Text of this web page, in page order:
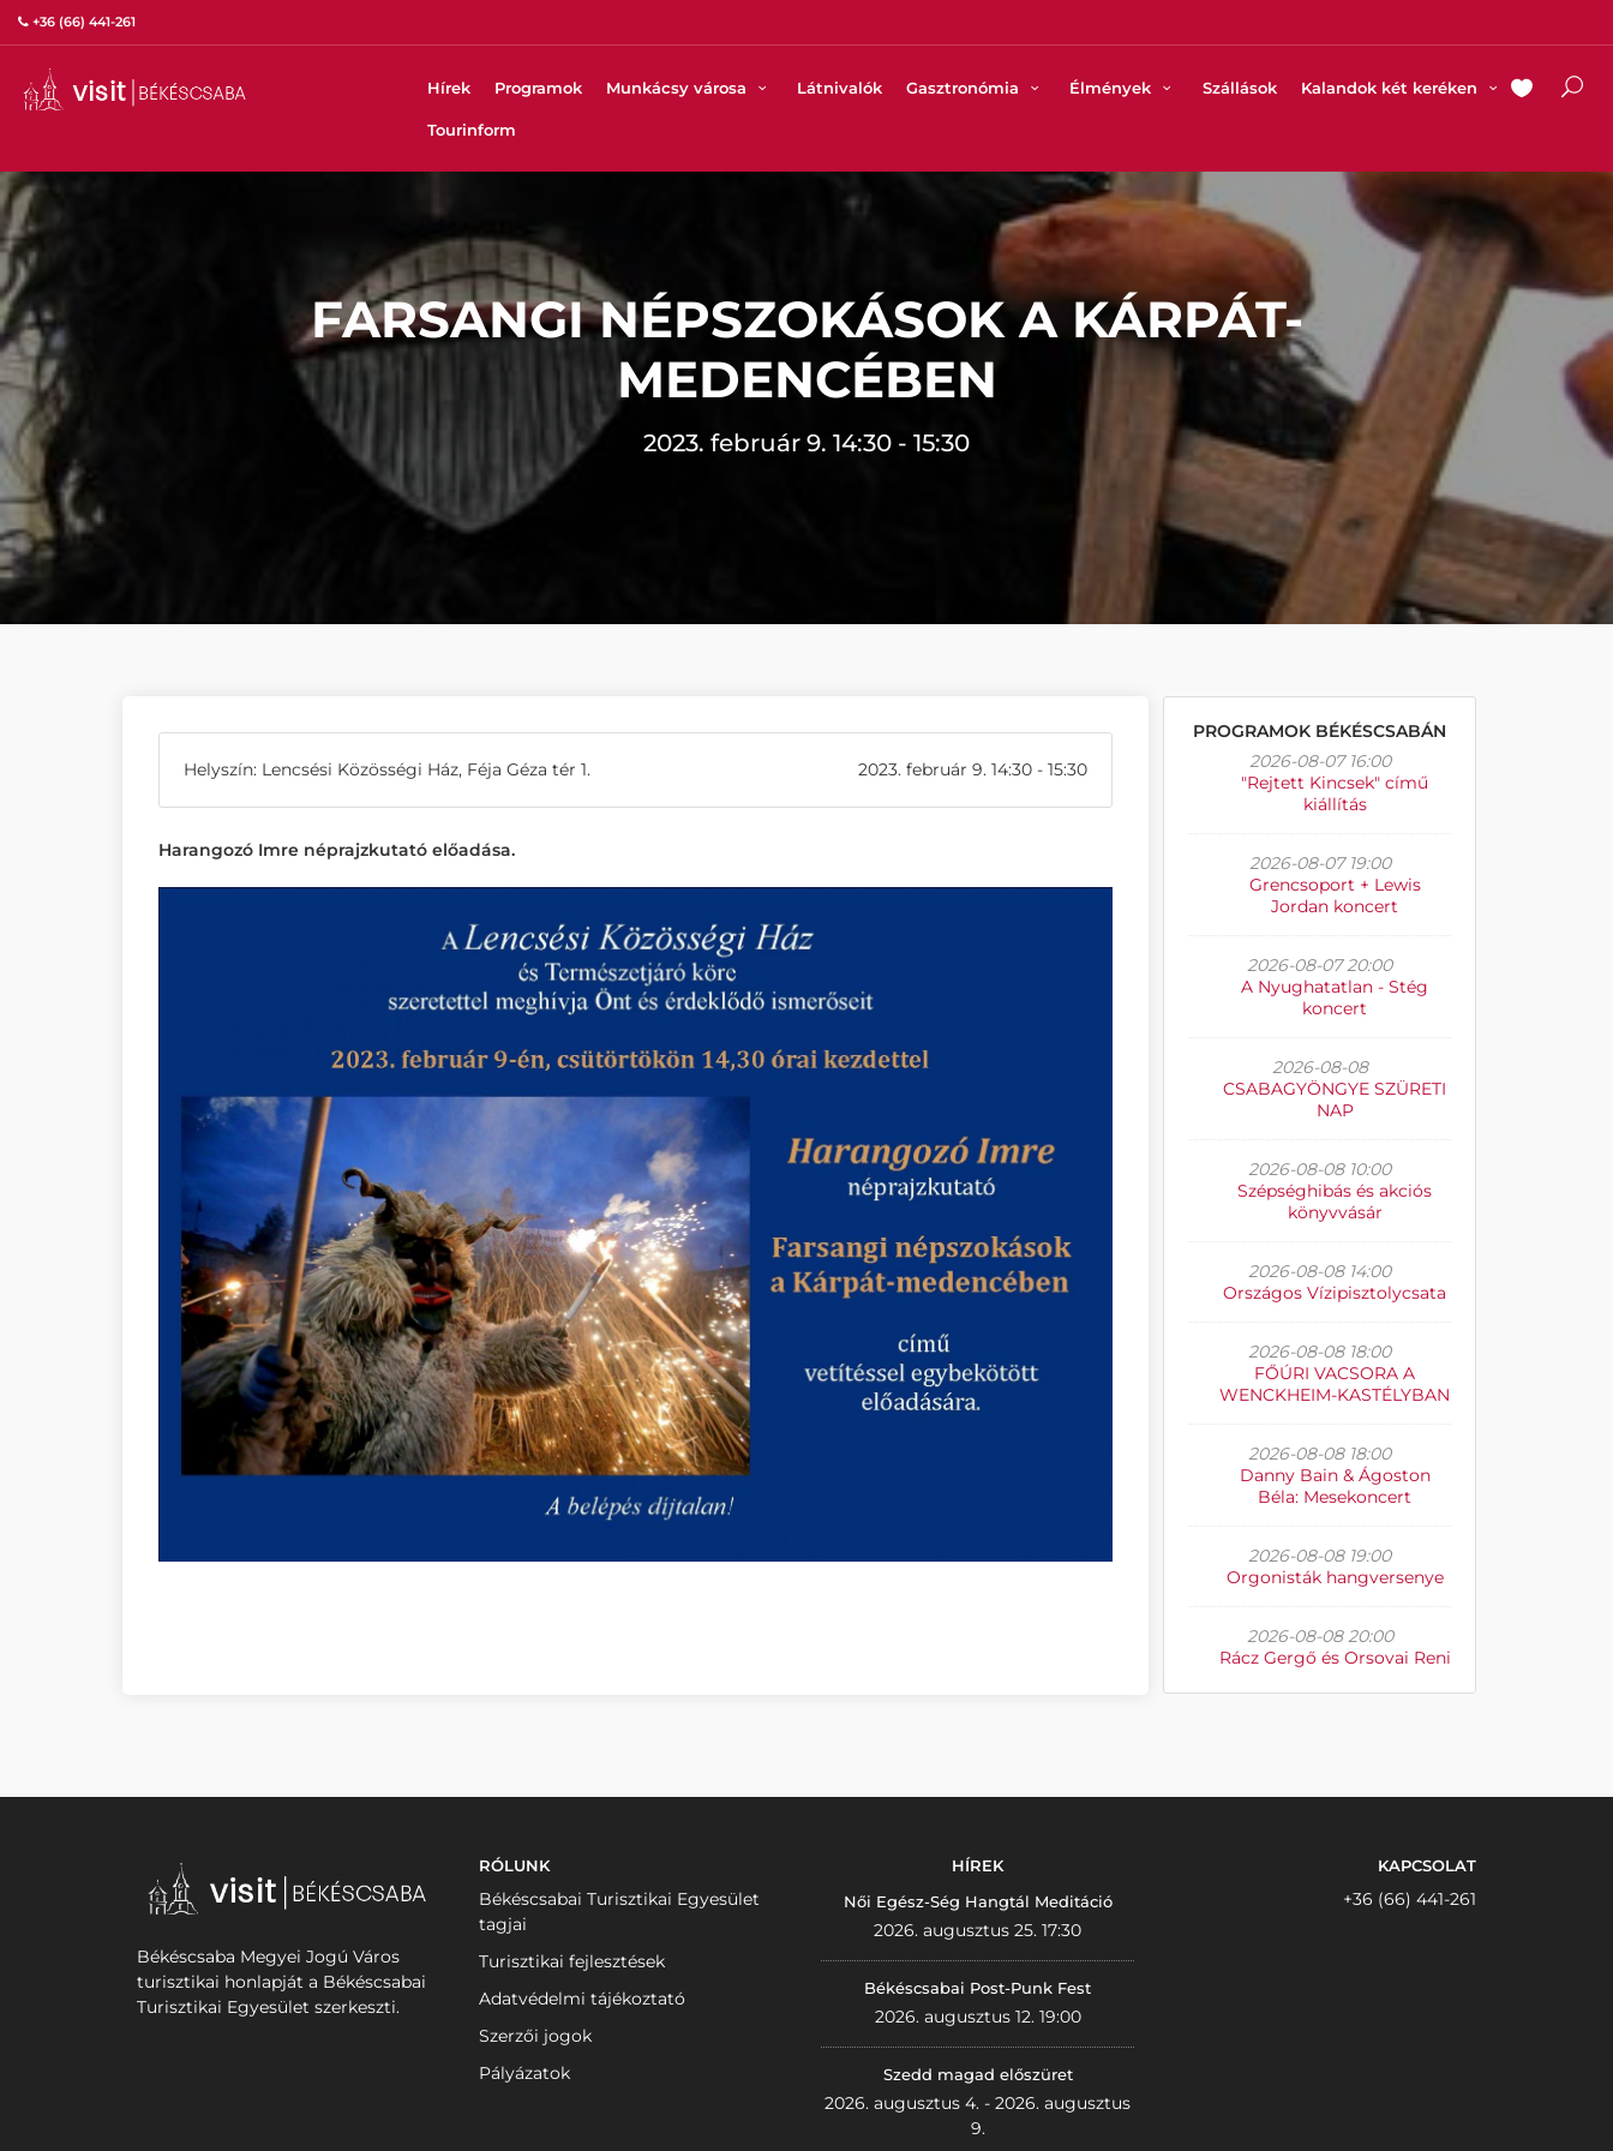
+36 (66) 441-261
Hírek Programok Munkácsy városa Látnivalók Gasztronómia Élmények Szállások Kalandok két keréken
Tourinform
FARSANGI NÉPSZOKÁSOK A KÁRPÁT-
MEDENCÉBEN
2023. február 9. 14:30 - 15:30
Helyszín: Lencsési Közösségi Ház, Féja Géza tér 1. 2023. február 9. 14:30 - 15:30
Harangozó Imre néprajzkutató előadása.
PROGRAMOK BÉKÉSCSABÁN
2026-08-07 16:00
"Rejtett Kincsek" című
kiállítás
2026-08-07 19:00
Grencsoport + Lewis
Jordan koncert
2026-08-07 20:00
A Nyughatatlan - Stég
koncert
2026-08-08
CSABAGYÖNGYE SZÜRETI
NAP
2026-08-08 10:00
Szépséghibás és akciós
könyvvásár
2026-08-08 14:00
Országos Vízipisztolycsata
2026-08-08 18:00
FŐÚRI VACSORA A
WENCKHEIM-KASTÉLYBAN
2026-08-08 18:00
Danny Bain & Ágoston
Béla: Mesekoncert
2026-08-08 19:00
Orgonisták hangversenye
2026-08-08 20:00
Rácz Gergő és Orsovai Reni
Békéscsaba Megyei Jogú Város
turisztikai honlapját a Békéscsabai
Turisztikai Egyesület szerkeszti.
RÓLUNK
Békéscsabai Turisztikai Egyesület
tagjai
Turisztikai fejlesztések
Adatvédelmi tájékoztató
Szerzői jogok
Pályázatok
HÍREK
Női Egész-Ség Hangtál Meditáció
2026. augusztus 25. 17:30
Békéscsabai Post-Punk Fest
2026. augusztus 12. 19:00
Szedd magad előszüret
2026. augusztus 4. - 2026. augusztus
9.
KAPCSOLAT
+36 (66) 441-261